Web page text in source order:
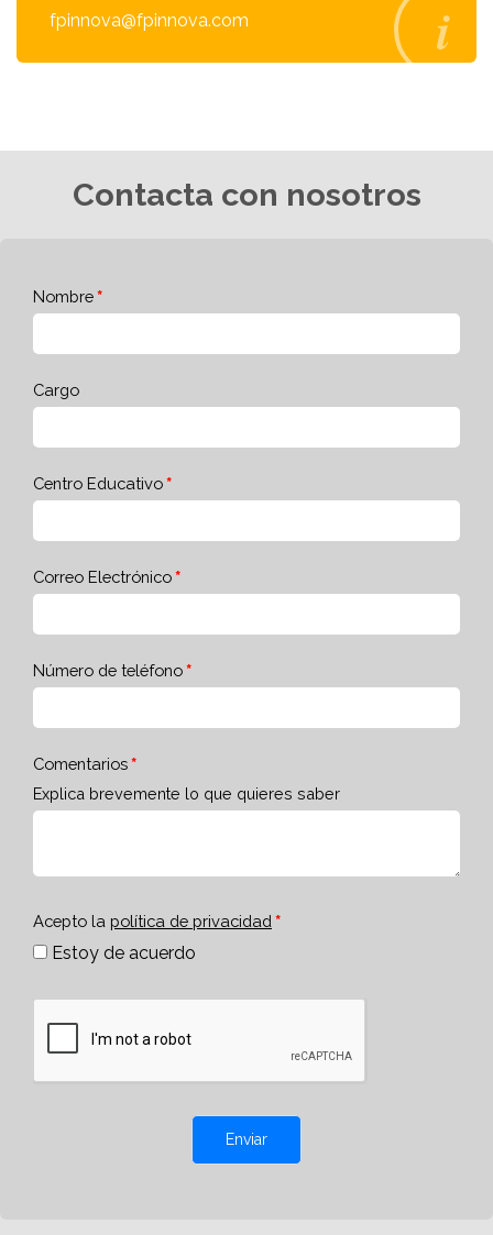
fpinnova@fpinnova.com
Contacta con nosotros
Nombre
Cargo
Centro Educativo
Correo Electrónico
Número de teléfono
Comentarios
Explica brevemente lo que quieres saber
Acepto la política de privacidad
Estoy de acuerdo
Enviar